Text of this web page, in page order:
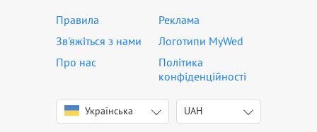
Правила
Реклама
Зв'яжіться з нами
Логотипи MyWed
Про нас
Політика
конфіденційності
Українська
English
UAH
USD